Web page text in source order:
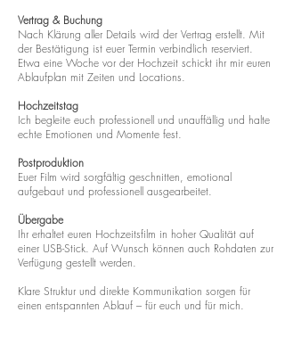
Vertrag & Buchung
Nach Klärung aller Details wird der Vertrag erstellt. Mit
der Bestätigung ist euer Termin verbindlich reserviert.
Etwa eine Woche vor der Hochzeit schickt ihr mir euren
Ablaufplan mit Zeiten und Locations.
Hochzeitstag
Ich begleite euch professionell und unauffällig und halte
echte Emotionen und Momente fest.
Postproduktion
Euer Film wird sorgfältig geschnitten, emotional
aufgebaut und professionell ausgearbeitet.
Übergabe
Ihr erhaltet euren Hochzeitsfilm in hoher Qualität auf
einer USB-Stick. Auf Wunsch können auch Rohdaten zur
Verfügung gestellt werden.
Klare Struktur und direkte Kommunikation sorgen für
einen entspannten Ablauf – für euch und für mich.